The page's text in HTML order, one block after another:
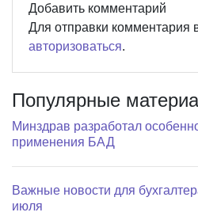
Добавить комментарий
Для отправки комментария
авторизоваться.
Популярные
Минздрав разработал
применения БАД
Важные новости для
июля